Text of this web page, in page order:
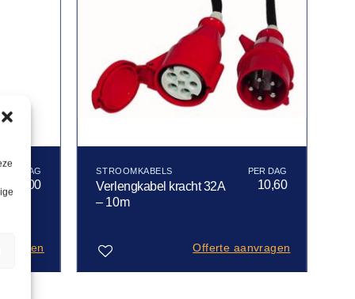
21,00
STROOMKABELS
Verlengkabel kracht 32A
– 10m
10,60
Offerte aanvragen